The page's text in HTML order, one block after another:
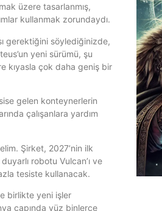
üzere tasarlanmış,
kullanmak zorundaydı.
gerektiğini söylediğinizde,
yeni sürümü, şu
kıyasla çok daha geniş bir
gelen konteynerlerin
çalışanlara yardım
Şirket, 2027’nin ilk
robotu Vulcan’ı ve
tesiste kullanacak.
birlikte yeni işler
çapında yüz binlerce